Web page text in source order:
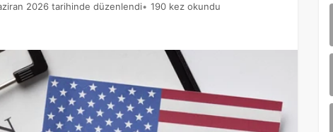
2026 tarihinde düzenlendi 190 kez okundu